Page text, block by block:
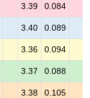
3.39 0.084
3.40 0.089
3.36 0.094
3.37 0.088
3.38 0.105